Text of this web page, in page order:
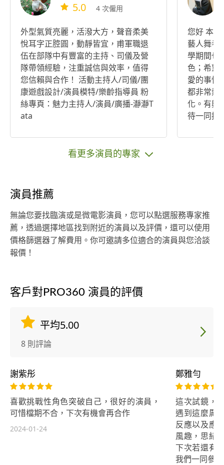
5.0 4 次僱用
外型氣質亮麗，活潑大方，聲音柔美
悅耳字正腔圓，動靜皆宜，甫軍職退
伍在部隊中有豐富的主持、司儀及營
隊帶領經驗，注重誠信與效率，值得
您信賴與合作！ 活動主持人/司儀/團
康遊戲設計/演員模特/樂齡指導員 粉
絲專頁：魅力主持人/演員/廣播-瀞瀞T
ata
您好 本身跳舞舞齡五年，也有擔任過
藝人舞者
學期間也
色；希望
愛的事情👍🏻 具一定專業外，
都非常熱
化。有興
待一同探
大學碩士
👍🏻 // *希望雇主們知道一下我們報價
聯繫的話
各位彼此
看更多演員的專家
演員推薦
無論您要找臨演或是微電影演員，您可以點選服務專家推
薦，透過選擇地區找到附近的演員以及評價，還可以使用
價格篩選器了解費用。你可邀請多位適合的演員與您洽談
報價！
客戶對PRO360 演員的評價
平均5.00
8 則評論
謝紫彤
喜歡挑戰性角色突破自己，很好的演員，
可惜檔期不合，下次有機會再合作
2024-01-24
鄭雅勻
這次試鏡，
遇到這麼厲
反應以及應
風趣，思緒
下次若還有
我們一同參